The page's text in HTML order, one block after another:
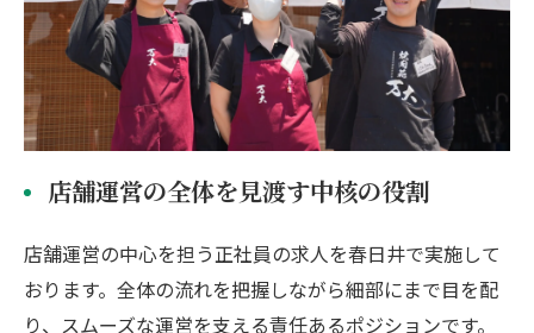
店舗運営の全体を見渡す中核の役割
店舗運営の中心を担う正社員の求人を春日井で実施して
おります。全体の流れを把握しながら細部にまで目を配
り、スムーズな運営を支える責任あるポジションです。